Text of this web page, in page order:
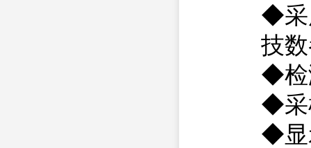
◆采用
技数
◆检测
◆采样
◆显示